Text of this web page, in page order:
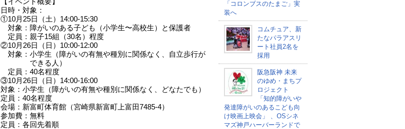
日時・対象：
①10月25日（土）14:00-15:30
対象：障がいのある子ども（小学生〜高校生）と保護者
定員：親子15組（30名）程度
②10月26日（日）10:00-12:00
対象：小学生（障がいの有無や種別に関係なく、自立歩行が
できる人）
定員：40名程度
③10月26日（日）14:00-16:00
対象：小学生（障がいの有無や種別に関係なく、どなたでも）
定員：40名程度
会場：新富町体育館（宮崎県新富町上富田7485-4）
参加費：無料
定員：各回先着順
「コロンブスのたまご」実
装へ
コムチュア、新
たなパラアスリ
ート社員2名を
採用
阪急阪神 未来
のゆめ・まちプ
ロジェクト
「知的障がいや
発達障がいのあるこども向
け映画上映会」 、OSシネ
マズ神戸ハーバーランドで